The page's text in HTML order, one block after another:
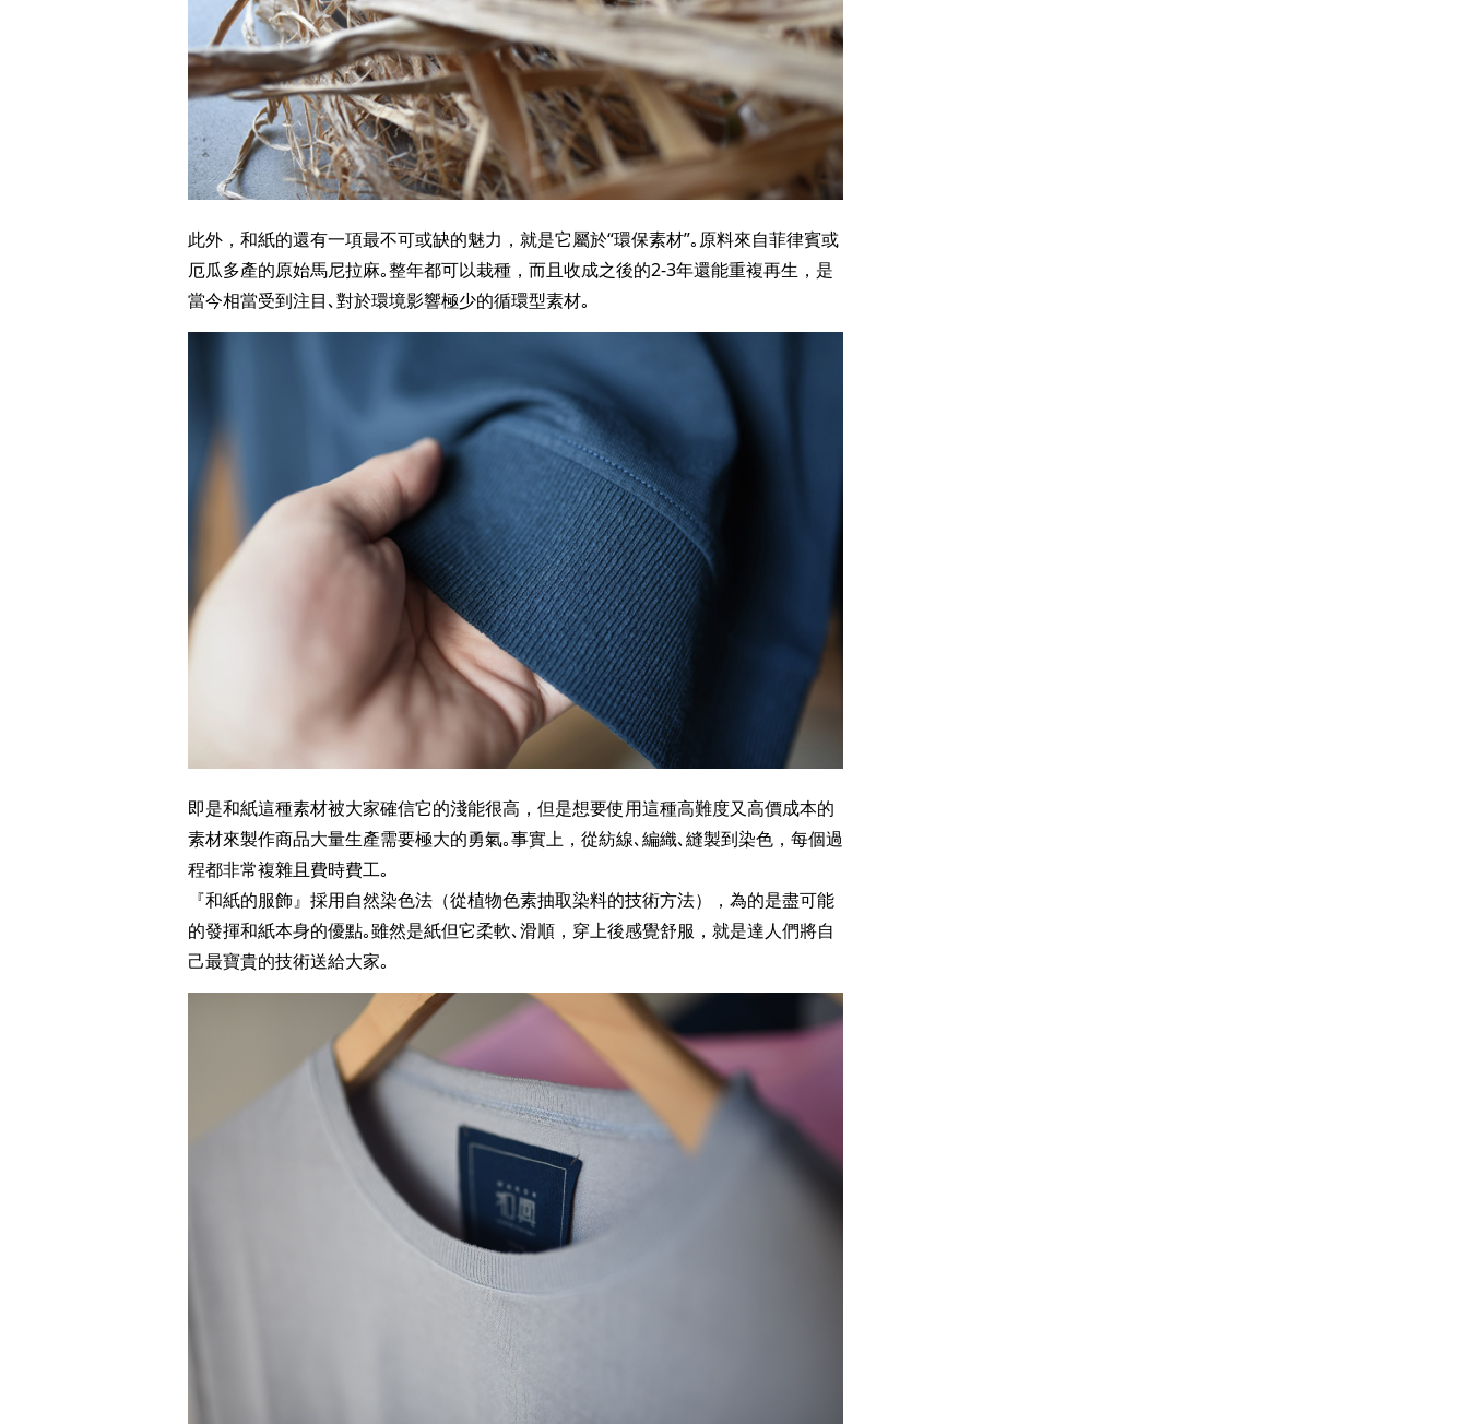
此外，和紙的還有一項最不可或缺的魅力，就是它屬於“環保素材”｡原料來自菲律賓或
厄瓜多產的原始馬尼拉麻｡整年都可以栽種，而且收成之後的2‐3年還能重複再生，是
當今相當受到注目､對於環境影響極少的循環型素材｡
即是和紙這種素材被大家確信它的淺能很高，但是想要使用這種高難度又高價成本的
素材來製作商品大量生產需要極大的勇氣｡事實上，從紡線､編織､縫製到染色，每個過
程都非常複雜且費時費工｡
『和紙的服飾』採用自然染色法（從植物色素抽取染料的技術方法），為的是盡可能
的發揮和紙本身的優點｡雖然是紙但它柔軟､滑順，穿上後感覺舒服，就是達人們將自
己最寶貴的技術送給大家｡